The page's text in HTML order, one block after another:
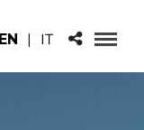
EN | IT